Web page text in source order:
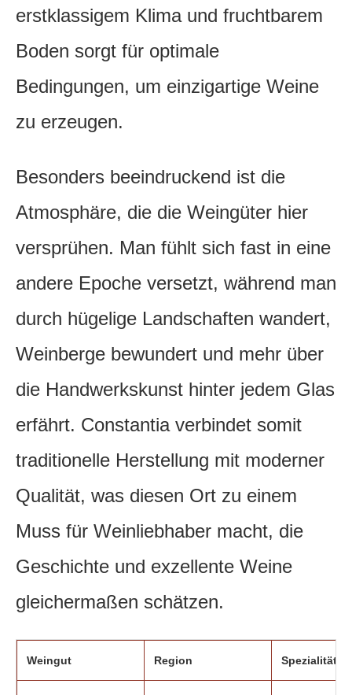
erstklassigem Klima und fruchtbarem
Boden sorgt für optimale
Bedingungen, um einzigartige Weine
zu erzeugen.
Besonders beeindruckend ist die
Atmosphäre, die die Weingüter hier
versprühen. Man fühlt sich fast in eine
andere Epoche versetzt, während man
durch hügelige Landschaften wandert,
Weinberge bewundert und mehr über
die Handwerkskunst hinter jedem Glas
erfährt. Constantia verbindet somit
traditionelle Herstellung mit moderner
Qualität, was diesen Ort zu einem
Muss für Weinliebhaber macht, die
Geschichte und exzellente Weine
gleichermaßen schätzen.
Weingut Region Spezialitäten